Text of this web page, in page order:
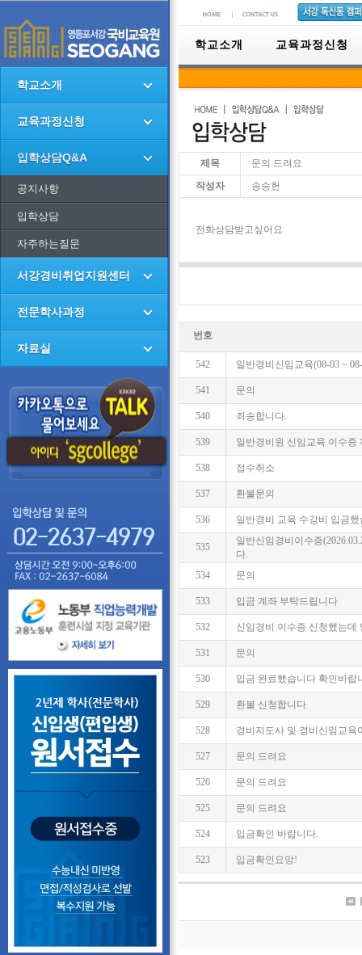
학교소개
교육과정신청
입학상담Q&A
공지사항
입학상담
자주하는질문
서강경비취업지원센터
전문학사과정
자료실
학교소개 교육과정신청
제목
문의 드려요
작성자
송승헌
전화상담받고싶어요
번호
542 일반경비신임교육(08-03 ~
541 문의
540 죄송합니다.
539 일반경비원 신임교육 이수증
538 접수취소
537 환불문의
536 일반경비 교육 수강비 입금했
535
일반신임경비이수증
다.
534
문의
533 입금 계좌 부탁드립니다
532 신임경비 이수증 신청했는데
531 문의
530 입금 완료했습니다 확인바랍
529 환불 신청합니다
528 경비지도사 및 경비신임교육
527 문의 드려요
526 문의 드려요
525 문의 드려요
524 입금확인 바랍니다.
523 입금확인요망!